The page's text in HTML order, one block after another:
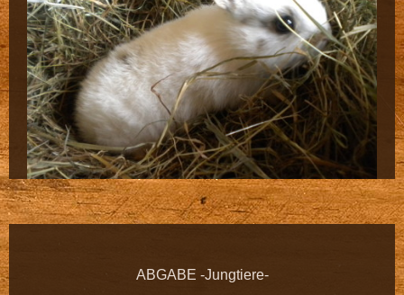
ABGABE -Jungtiere-